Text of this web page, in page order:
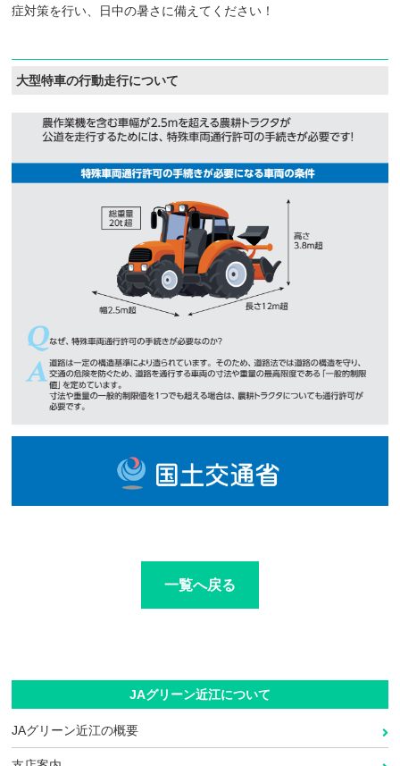
症対策を行い、日中の暑さに備えてください！
大型特車の行動走行について
一覧へ戻る
JAグリーン近江について
JAグリーン近江の概要